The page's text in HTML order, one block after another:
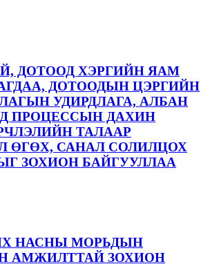
ДОТООД ХЭРГИЙН ЯАМ
ДОТООДЫН ЦЭРГИЙН
УДИРДЛАГА, АЛБАН
ПРОЦЕССЫН ДАХИН
ТАЛААР
ӨГӨХ, САНАЛ СОЛИЛЦОХ
ЗОХИОН БАЙГУУЛЛАА
НАСНЫ МОРЬДЫН
АМЖИЛТТАЙ ЗОХИОН